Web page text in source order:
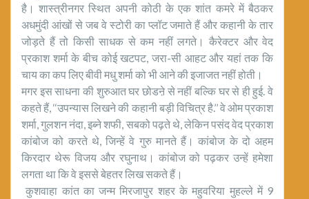
है। शास्त्रीनगर स्थित अपनी कोठी के एक शांत कमरे में बैठकर
अधमुंदी आंखों से जब वे स्टोरी का प्लॉट जमाते हैं और कहानी के तार
जोड़ते हैं तो किसी साधक से कम नहीं लगते। कैरेक्टर और वेद
प्रकाश शर्मा के बीच कोई खटपट, जरा-सी आहट और यहां तक कि
चाय का कप लिए बीवी मधु शर्मा को भी आने की इजाजत नहीं होती।
मगर इस साधना की शुरुआत घर छोडऩे से नहीं बल्कि घर से ही हुई. वे
कहते हैं, ‘‘उपन्यास लिखने की कहानी बड़ी विचित्र है.’’ वे ओम प्रकाश
शर्मा, गुलशन नंदा, इब्ने शफी, सबको पढ़ते थे, लेकिन पसंद वेद प्रकाश
कांबोज को करते थे, जिन्हें वे गुरु मानते हैं। कांबोज के दो अहम
किरदार थेरू विजय और रघुनाथ। कांबोज को पढ़कर उन्हें हमेशा
लगता था कि वे इससे बेहतर लिख सकते हैं।
कुशवाहा कांत का जन्म मिरजापुर शहर के महुवरिया मुहल्ले में 9